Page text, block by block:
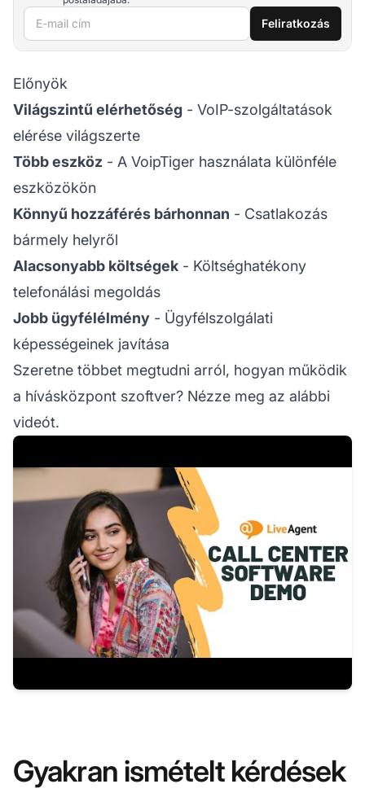
E-mail cím Feliratkozás
Előnyök
Világszintű elérhetőség - VoIP-szolgáltatások
elérése világszerte
Több eszköz - A VoipTiger használata különféle
eszközökön
Könnyű hozzáférés bárhonnan - Csatlakozás
bármely helyről
Alacsonyabb költségek - Költséghatékony
telefonálási megoldás
Jobb ügyfélélmény - Ügyfélszolgálati
képességeinek javítása
Szeretne többet megtudni arról, hogyan működik
a hívásközpont szoftver? Nézze meg az alábbi
videót.
Gyakran ismételt kérdések